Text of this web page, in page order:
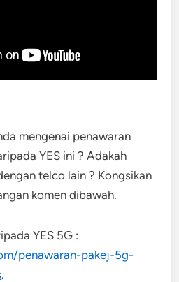
mengenai penawaran
YES ini ? Adakah
telco lain ? Kongsikan
komen dibawah.
YES 5G :
penawaran-pakej-5g-
.